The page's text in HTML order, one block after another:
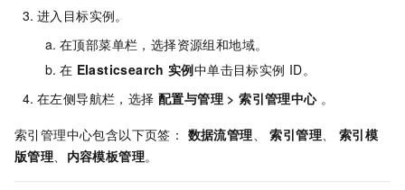
进入目标实例。
在顶部菜单栏，选择资源组和地域。
在 Elasticsearch 实例中单击目标实例 ID。
在左侧导航栏，选择 配置与管理 >索引管理中心。
索引管理中心包含以下页签： 数据流管理 索引管理
索引模
版管理
内容模板管理。